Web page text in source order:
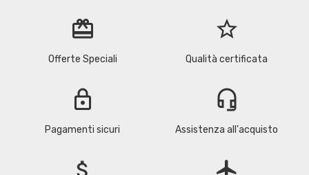
redeem
Offerte Speciali
star_border
Qualità certificata
lock
Pagamenti sicuri
headset_mic
Assistenza all'acquisto
attach_money flight